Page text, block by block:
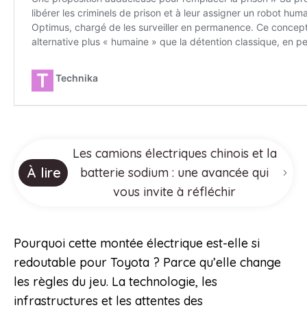
À lire
Les camions électriques chinois et la
batterie sodium : une avancée qui
vous invite à réfléchir
Pourquoi cette montée électrique est-elle si
redoutable pour Toyota ? Parce qu’elle change
les règles du jeu. La technologie, les
infrastructures et les attentes des